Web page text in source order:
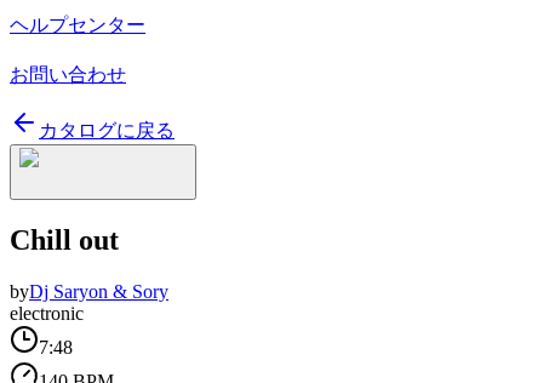
ヘルプセンター
お問い合わせ
カタログに戻る
Chill out
byDj Saryon & Sory
electronic
7:48